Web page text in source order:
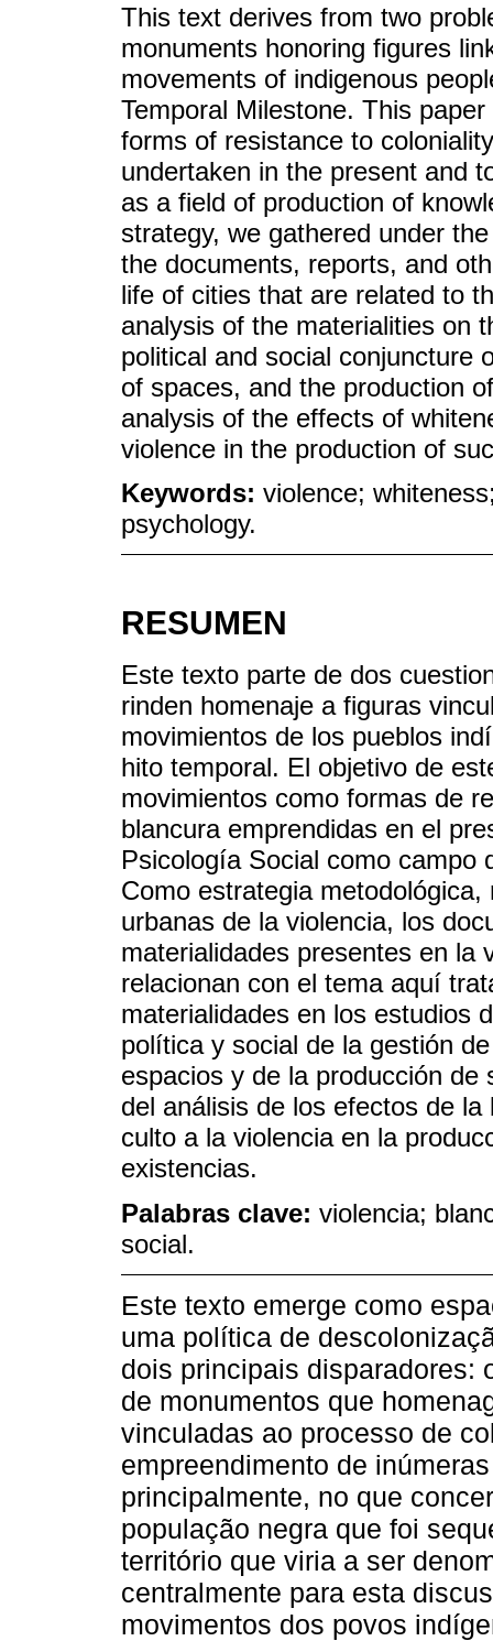
This text derives from two
monuments honoring figures
movements of indigenous
Temporal Milestone. This
forms of resistance to
undertaken in the present and
as a field of production of
strategy, we gathered under
the documents, reports, and
life of cities that are related to
analysis of the materialities on
political and social conjuncture
of spaces, and the production
analysis of the effects of
violence in the production of
Keywords: violence;
psychology.
RESUMEN
Este texto parte de dos
rinden homenaje a figuras
movimientos de los pueblos
hito temporal. El objetivo de
movimientos como formas de
blancura emprendidas en el
Psicología Social como campo
Como estrategia
urbanas de la violencia, los
materialidades presentes en la
relacionan con el tema aquí
materialidades en los estudios
política y social de la gestión
espacios y de la producción
del análisis de los efectos de
culto a la violencia en la
existencias.
Palabras clave: violencia;
social.
Este texto emerge como
uma política de
dois principais disparadores:
de monumentos que
vinculadas ao processo de
empreendimento de
principalmente, no que
população negra que foi
território que viria a ser
centralmente para esta
movimentos dos povos